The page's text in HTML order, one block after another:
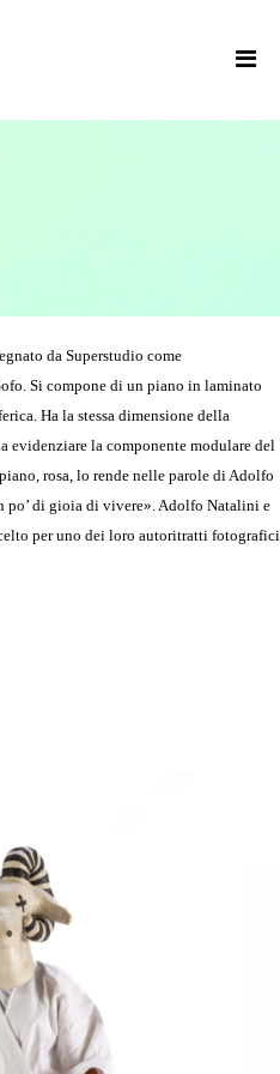
da Superstudio come
Si compone di un piano in laminato
Ha la stessa dimensione della
evidenziare la componente modulare del
rosa, lo rende nelle parole di Adolfo
po’ di gioia di vivere». Adolfo Natalini e
per uno dei loro autoritratti fotografici